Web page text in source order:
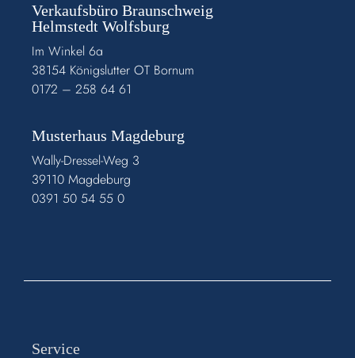
Verkaufsbüro Braunschweig
Helmstedt Wolfsburg
Im Winkel 6a
38154 Königslutter OT Bornum
0172 – 258 64 61
Musterhaus Magdeburg
Wally-Dressel-Weg 3
39110 Magdeburg
0391 50 54 55 0
Service